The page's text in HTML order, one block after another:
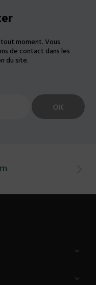
moment. Vous
de contact dans les
du site.

